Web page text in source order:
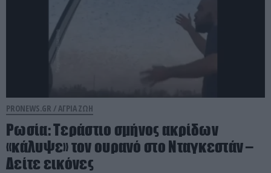
PRONEWS.GR / ΑΓΡΙΑ ΖΩΗ
Ρωσία: Τεράστιο σμήνος ακρίδων
«κάλυψε» τον ουρανό στο Νταγκεστάν –
Δείτε εικόνες